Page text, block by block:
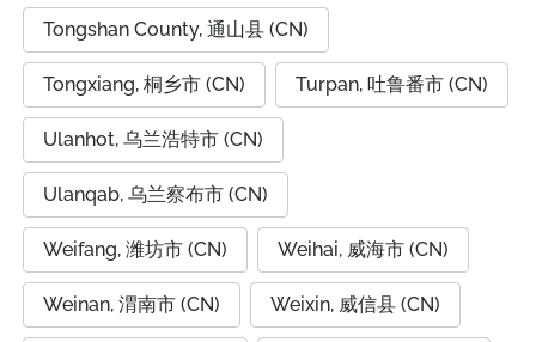
Tongshan County, 通山县 (CN)
Tongxiang, 桐乡市 (CN) Turpan, 吐鲁番市 (CN)
Ulanhot, 乌兰浩特市 (CN)
Ulanqab, 乌兰察布市 (CN)
Weifang, 潍坊市 (CN) Weihai, 威海市 (CN)
Weinan, 渭南市 (CN) Weixin, 威信县 (CN)